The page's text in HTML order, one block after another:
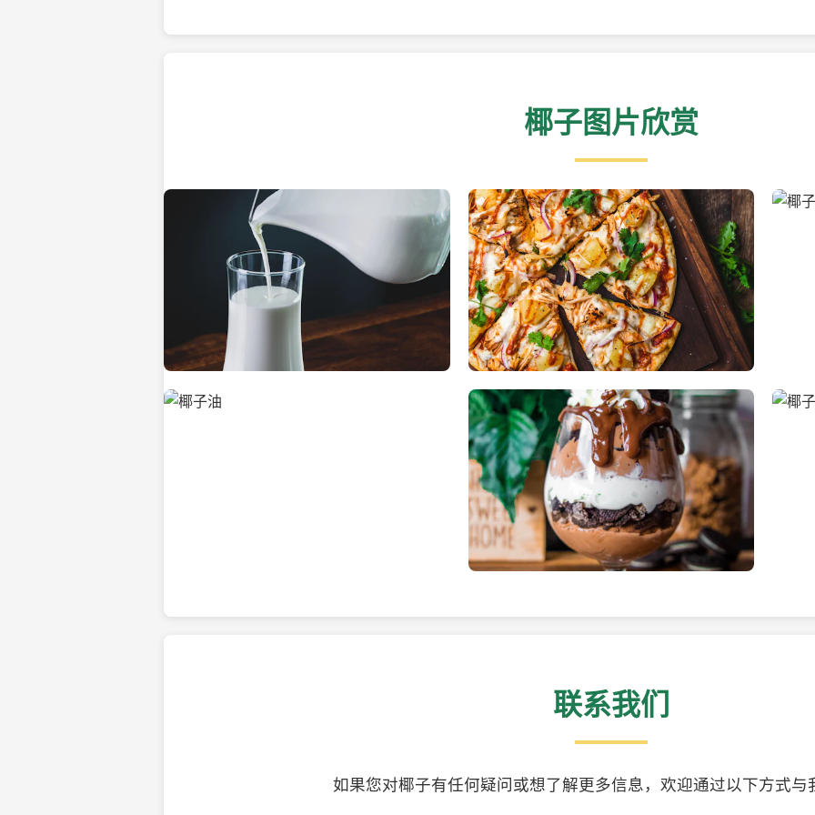
椰子图片欣赏
热带海滩上的椰子树 新鲜采摘的椰子 清凉
联系我们
如果您对椰子有任何疑问或想了解更多信息，欢迎通过以下方式与